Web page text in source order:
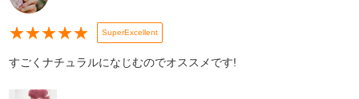
★★★★★ SuperExcellent
すごくナチュラルになじむのでオススメです!